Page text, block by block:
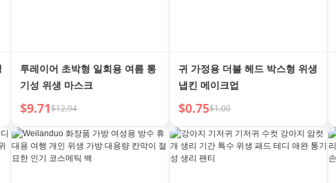
투레이어 초박형 일회용 여름 통
기성 위생 마스크
$9.71$12.94
귀 가정용 더블 헤드 박스형 위생
냅킨 메이크업
$0.75$1.00